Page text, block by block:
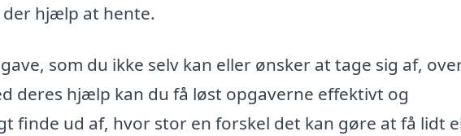
hjælp at hente.
som du ikke selv kan eller ønsker at tage sig af,
deres hjælp kan du få løst opgaverne effektivt og
finde ud af, hvor stor en forskel det kan gøre at få lidt